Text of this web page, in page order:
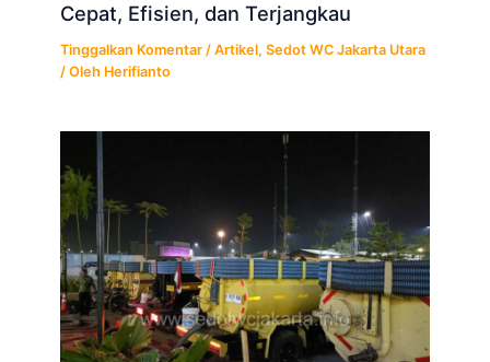
Cepat, Efisien, dan Terjangkau
Tinggalkan Komentar /Artikel,Sedot WC Jakarta Utara
/ Oleh Herifianto